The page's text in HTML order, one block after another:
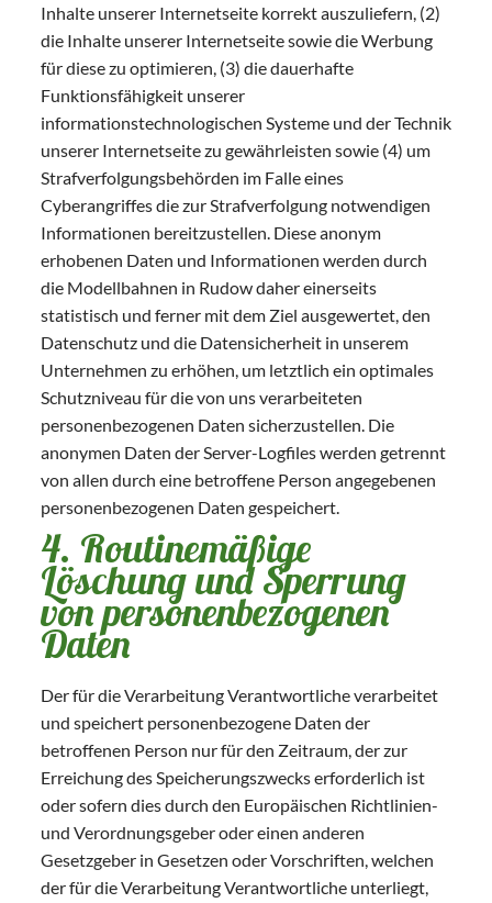
Inhalte unserer Internetseite korrekt auszuliefern, (2)
die Inhalte unserer Internetseite sowie die Werbung
für diese zu optimieren, (3) die dauerhafte
Funktionsfähigkeit unserer
informationstechnologischen Systeme und der Technik
unserer Internetseite zu gewährleisten sowie (4) um
Strafverfolgungsbehörden im Falle eines
Cyberangriffes die zur Strafverfolgung notwendigen
Informationen bereitzustellen. Diese anonym
erhobenen Daten und Informationen werden durch
die Modellbahnen in Rudow daher einerseits
statistisch und ferner mit dem Ziel ausgewertet, den
Datenschutz und die Datensicherheit in unserem
Unternehmen zu erhöhen, um letztlich ein optimales
Schutzniveau für die von uns verarbeiteten
personenbezogenen Daten sicherzustellen. Die
anonymen Daten der Server-Logfiles werden getrennt
von allen durch eine betroffene Person angegebenen
personenbezogenen Daten gespeichert.
4. Routinemäßige
Löschung und Sperrung
von personenbezogenen
Daten
Der für die Verarbeitung Verantwortliche verarbeitet
und speichert personenbezogene Daten der
betroffenen Person nur für den Zeitraum, der zur
Erreichung des Speicherungszwecks erforderlich ist
oder sofern dies durch den Europäischen Richtlinien-
und Verordnungsgeber oder einen anderen
Gesetzgeber in Gesetzen oder Vorschriften, welchen
der für die Verarbeitung Verantwortliche unterliegt,